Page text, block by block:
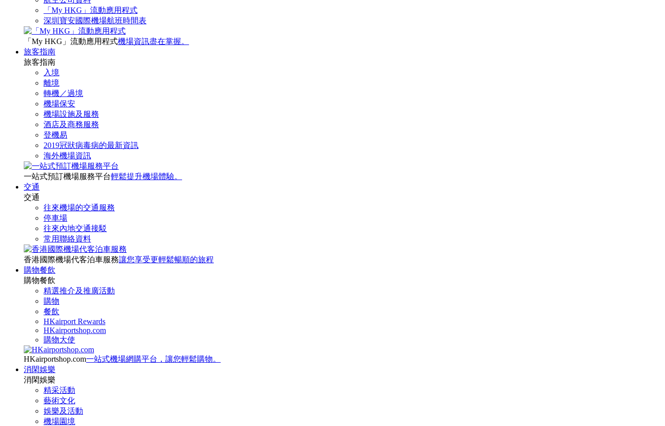
「My HKG」流動應用程式
深圳寶安國際機場航班時間表
「My HKG」流動應用程式機場資訊盡在掌握。
旅客指南
旅客指南
入境
離境
轉機／過境
機場保安
機場設施及服務
酒店及商務服務
登機易
2019冠狀病毒病的最新資訊
海外機場資訊
一站式預訂機場服務平台輕鬆提升機場體驗。
交通
交通
往來機場的交通服務
停車場
往來內地交通接駁
常用聯絡資料
香港國際機場代客泊車服務讓您享受更輕鬆暢順的旅程
購物餐飲
購物餐飲
精選推介及推廣活動
購物
餐飲
HKairport Rewards
HKairportshop.com
購物大使
HKairportshop.com一站式機場網購平台，讓您輕鬆購物。
消閑娛樂
消閑娛樂
精采活動
藝術文化
娛樂及活動
機場園境